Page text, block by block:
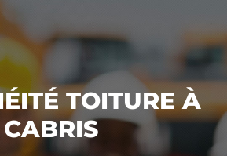
TOITURE À
CABRIS